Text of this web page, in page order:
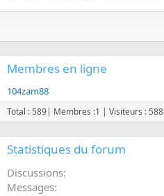
Membres en ligne
104zam88
Total : 589| Membres :1 | Visiteurs : 588
Statistiques du forum
Discussions
Messages